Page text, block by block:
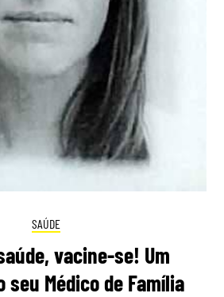
SAÚDE
vacine-se! Um
seu Médico de Família